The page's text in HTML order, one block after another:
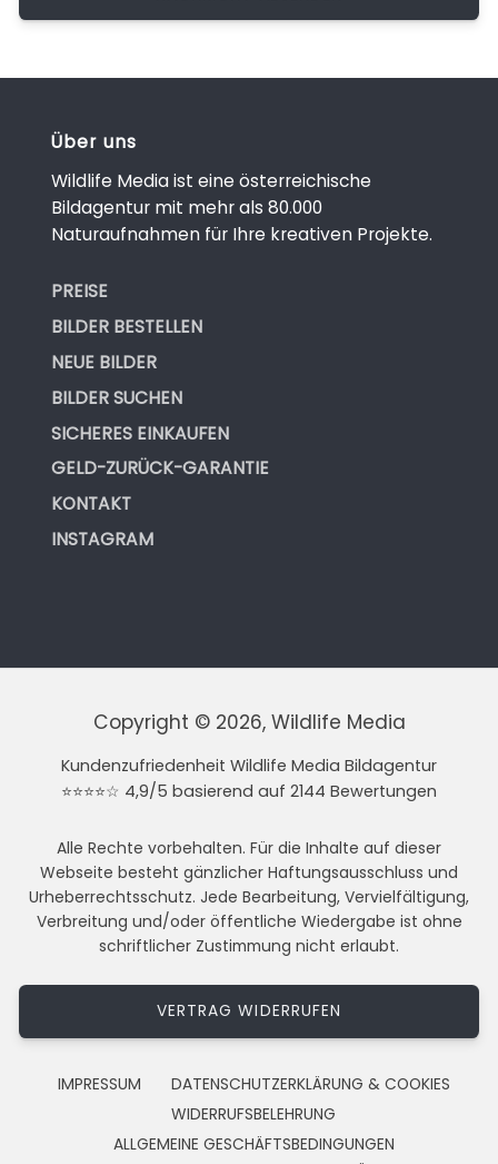
Über uns
Wildlife Media ist eine österreichische
Bildagentur mit mehr als 80.000
Naturaufnahmen für Ihre kreativen Projekte.
PREISE
BILDER BESTELLEN
NEUE BILDER
BILDER SUCHEN
SICHERES EINKAUFEN
GELD-ZURÜCK-GARANTIE
KONTAKT
INSTAGRAM
Copyright © 2026, Wildlife Media
Kundenzufriedenheit Wildlife Media Bildagentur
⭐⭐⭐⭐☆ 4,9/5 basierend auf 2144 Bewertungen
Alle Rechte vorbehalten. Für die Inhalte auf dieser
Webseite besteht gänzlicher Haftungsausschluss und
Urheberrechtsschutz. Jede Bearbeitung, Vervielfältigung,
Verbreitung und/oder öffentliche Wiedergabe ist ohne
schriftlicher Zustimmung nicht erlaubt.
VERTRAG WIDERRUFEN
IMPRESSUM
DATENSCHUTZERKLÄRUNG & COOKIES
WIDERRUFSBELEHRUNG
ALLGEMEINE GESCHÄFTSBEDINGUNGEN